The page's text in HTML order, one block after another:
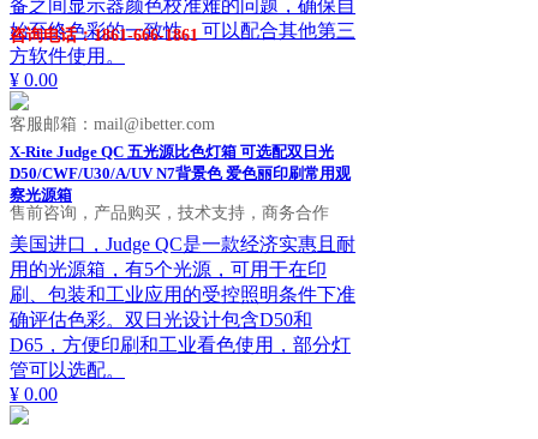
备之间显示器颜色校准难的问题，确保自
始至终色彩的一致性。可以配合其他第三
方软件使用。
¥ 0.00
X-Rite Judge QC 五光源比色灯箱 可选配双日光
D50/CWF/U30/A/UV N7背景色 爱色丽印刷常用观
察光源箱
美国进口，Judge QC是一款经济实惠且耐
用的光源箱，有5个光源，可用于在印
刷、包装和工业应用的受控照明条件下准
确评估色彩。双日光设计包含D50和
D65，方便印刷和工业看色使用，部分灯
管可以选配。
¥ 0.00
咨询电话：1861-666-1861
客服邮箱：mail@ibetter.com
售前咨询，产品购买，技术支持，商务合作